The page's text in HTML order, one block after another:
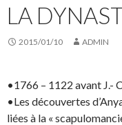
LA
2015/01/10 ADMIN
•1766 – 1122 avant J.- C.
•Les découvertes
liées à la «